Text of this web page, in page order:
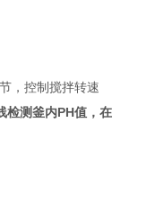
，控制搅拌转速
检测釜内PH值，在